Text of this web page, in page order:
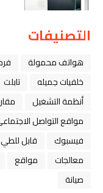
التصنيفات
هواتف محمولة
خلفيات جميله
تابلت
أنظمة التشغيل
مواقع التواصل
فيسبوك
قابل للطي
معالجات
مواقع
صيانة